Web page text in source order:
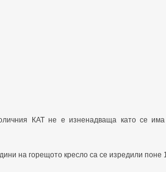
КАТ не е изненадваща като се
на горещото кресло са се изредили